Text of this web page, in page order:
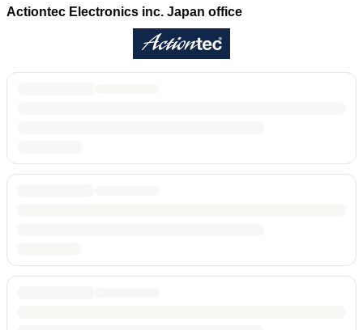
Actiontec Electronics inc. Japan office